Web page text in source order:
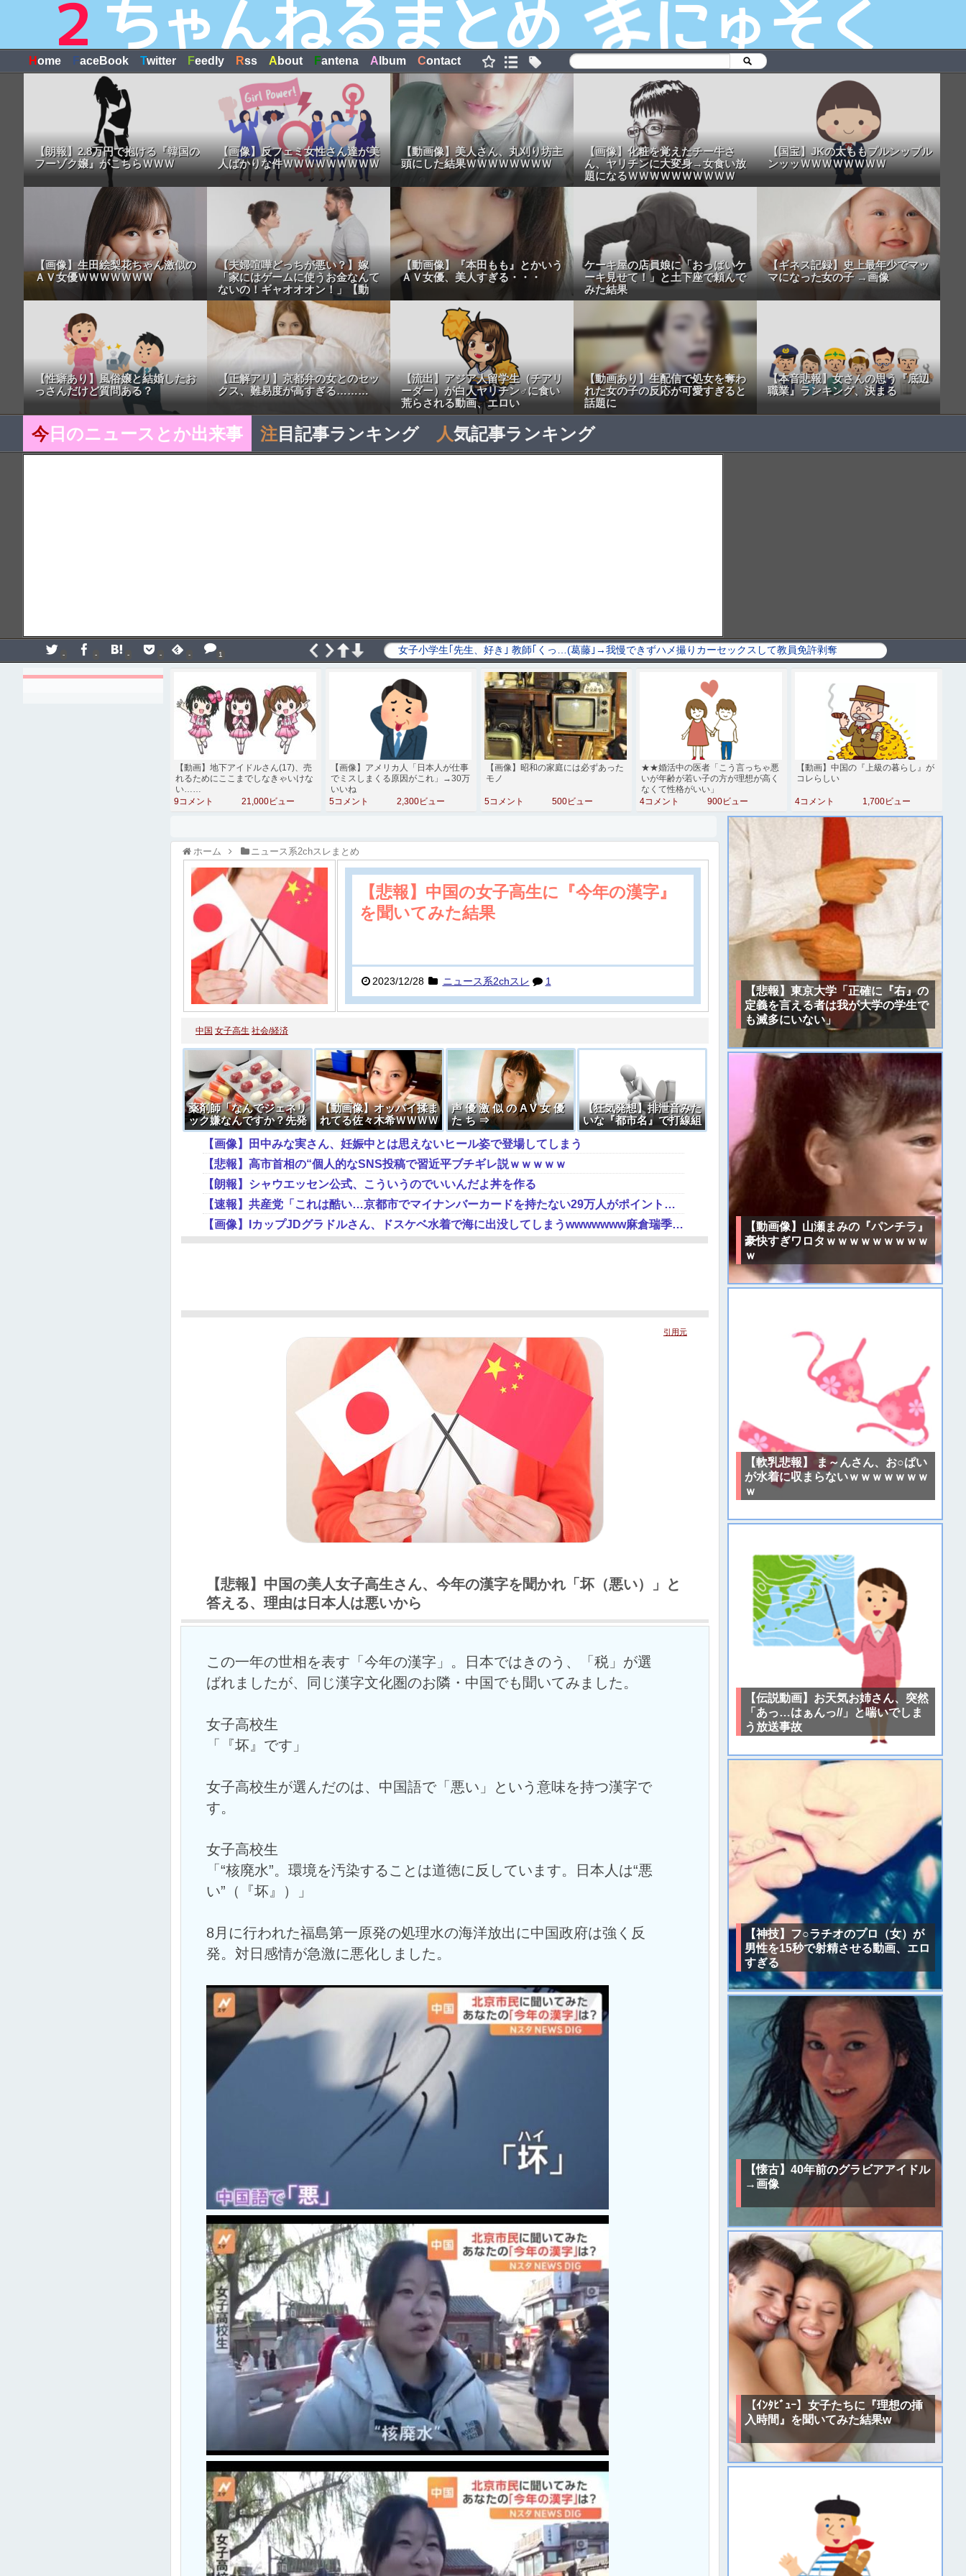
Home FaceBook Twitter Feedly Rss A bout Fantena A lbum Contact
【朗報】2.8万円で抱ける『韓国の
フーゾク嬢』がこちらＷＷＷ
【画像】反フェミ女性さん達が美
人ばかりな件ＷＷＷＷＷＷＷＷＷ
【動画像】美人さん、丸刈り坊主
頭にした結果ＷＷＷＷＷＷＷＷ
【画像】化粧を覚えたチー牛さ
ん、ヤリチンに大変身→女食い放
題になるＷＷＷＷＷＷＷＷＷＷ
【国宝】JKの太ももプルンップル
ンッッＷＷＷＷＷＷＷＷ
【画像】生田絵梨花ちゃん激似の
ＡＶ女優ＷＷＷＷＷＷＷ
【夫婦喧嘩どっちが悪い？】嫁
「家にはゲームに使うお金なんて
ないの！ギャオオオン！」【動
画】
【動画像】『本田もも』とかいう
ＡＶ女優、美人すぎる・・・
ケーキ屋の店員娘に「おっぱいケ
ーキ見せて！」と土下座で頼んで
みた結果
【ギネス記録】史上最年少でマッ
マになった女の子 →画像
【性癖あり】風俗嬢と結婚したお
っさんだけど質問ある？
【正解アリ】京都弁の女とのセッ
クス、難易度が高すぎる………
【流出】アジア人留学生（チアリ
ーダー）が白人ヤリチン♂に食い
荒らされる動画、エロい
【動画あり】生配信で処女を奪わ
れた女の子の反応が可愛すぎると
話題に
【本音悲報】女さんの思う『底辺
職業』ランキング、決まる
今日のニュースとか出来事 注 目記事ランキング 人気記事ランキング
- - - - - 1
【動画】地下アイドルさん(17)、売
れるためにここまでしなきゃいけな
い……
9コメント
21,000ビュー
【画像】アメリカ人「日本人が仕事
でミスしまくる原因がこれ」→30万
いいね
5コメント
2,300ビュー
【画像】昭和の家庭には必ずあった
モノ
5コメント 500ビュー
★★婚活中の医者「こう言っちゃ悪
いが年齢が若い子の方が理想が高く
なくて性格がいい」
4コメント
900ビュー
【動画】中国の『上級の暮らし』が
コレらしい
4コメント 1,700ビュー
ホーム ニュース系2chスレまとめ
【悲報】中国の女子高生に『今年の漢字』
を聞いてみた結果
2023/12/28 ニュース系2chスレ 1
中国 女子高生 社会/経済
薬剤師「なんでジェネリ
ック嫌なんですか？先発
品と全く同じですよ？
【動画像】オッパイ揉ま
れてる佐々木希ＷＷＷＷ
ＷＷＷＷＷ
声 優 激 似 の A V 女 優
た ち ⇒
【狂気発想】排泄音みた
いな『都市名』で打線組
んだで
【画像】田中みな実さん、妊娠中とは思えないヒール姿で登場してしまう
【悲報】高市首相の“個人的なSNS投稿で習近平ブチギレ説ｗｗｗｗｗ
【朗報】シャウエッセン公式、こういうのでいいんだよ丼を作る
【速報】共産党「これは酷い…京都市でマイナンバーカードを持たない29万人がポイント給付事業から排除された」
【画像】IカップJDグラドルさん、ドスケベ水着で海に出没してしまうwwwwwww麻倉瑞季、プライベートのビキニ姿がセクシーすぎて万バズ！！！
引用元
【悲報】中国の美人女子高生さん、今年の漢字を聞かれ「坏（悪い）」と
答える、理由は日本人は悪いから
この一年の世相を表す「今年の漢字」。日本ではきのう、「税」が選
ばれましたが、同じ漢字文化圏のお隣・中国でも聞いてみました。
女子高校生
「『坏』です」
女子高校生が選んだのは、中国語で「悪い」という意味を持つ漢字で
す。
女子高校生
「“核廃水”。環境を汚染することは道徳に反しています。日本人は“悪
い”（『坏』）」
8月に行われた福島第一原発の処理水の海洋放出に中国政府は強く反
発。対日感情が急激に悪化しました。
【悲報】東京大学「正確に『右』の
定義を言える者は我が大学の学生で
も滅多にいない」
【動画像】山瀬まみの『パンチラ』
豪快すぎワロタｗｗｗｗｗｗｗｗｗ
ｗ
【軟乳悲報】 ま～んさん、お○ぱい
が水着に収まらないｗｗｗｗｗｗｗ
ｗ
【伝説動画】お天気お姉さん、突然
「あっ…はぁんっ//」と喘いでしま
う放送事故
【神技】フ○ラチオのプロ（女）が
男性を15秒で射精させる動画、エロ
すぎる
【懐古】40年前のグラビアアイドル
→画像
【ｲﾝﾀﾋﾞｭｰ】女子たちに『理想の挿
入時間』を聞いてみた結果w